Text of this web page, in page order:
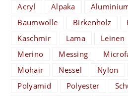
Acryl Alpaka
Baumwolle
Birkenholz
Kaschmir
Lama Leinen
Merino
Messing
Mohair
Nessel Nylon
Polyamid
Polyester